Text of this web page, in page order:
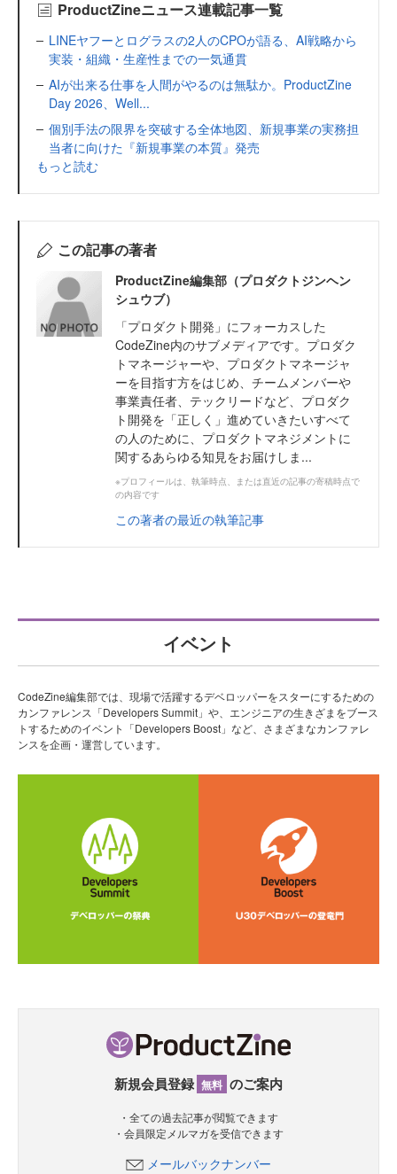
ProductZineニュース連載記事一覧
LINEヤフーとログラスの2人のCPOが語る、AI戦略から
実装・組織・生産性までの一気通貫
AIが出来る仕事を人間がやるのは無駄か。ProductZine
Day 2026、Well...
個別手法の限界を突破する全体地図、新規事業の実務担
当者に向けた『新規事業の本質』発売
もっと読む
この記事の著者
ProductZine編集部（プロダクトジンヘン
シュウブ）
「プロダクト開発」にフォーカスした
CodeZine内のサブメディアです。プロダク
トマネージャーや、プロダクトマネージャ
ーを目指す方をはじめ、チームメンバーや
事業責任者、テックリードなど、プロダク
ト開発を「正しく」進めていきたいすべて
の人のために、プロダクトマネジメントに
関するあらゆる知見をお届けしま...
※プロフィールは、執筆時点、または直近の記事の寄稿時点で
の内容です
この著者の最近の執筆記事
イベント
CodeZine編集部では、現場で活躍するデベロッパーをスターにするための
カンファレンス「Developers Summit」や、エンジニアの生きざまをブース
トするためのイベント「Developers Boost」など、さまざまなカンファレ
ンスを企画・運営しています。
新規会員登録 無料 のご案内
・全ての過去記事が閲覧できます
・会員限定メルマガを受信できます
メールバックナンバー